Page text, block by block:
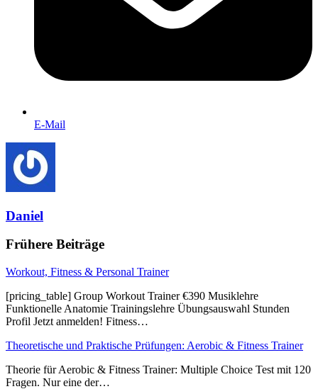
E-Mail
Daniel
Frühere Beiträge
Workout, Fitness & Personal Trainer
[pricing_table] Group Workout Trainer €390 Musiklehre
Funktionelle Anatomie Trainingslehre Übungsauswahl Stunden
Profil Jetzt anmelden! Fitness…
Theoretische und Praktische Prüfungen: Aerobic & Fitness Trainer
Theorie für Aerobic & Fitness Trainer: Multiple Choice Test mit 120
Fragen. Nur eine der…